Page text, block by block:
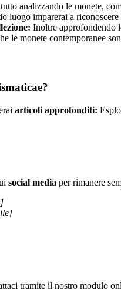
analizzando le monete,
luogo imparerai a
Inoltre approfondendo
le monete contemporanee
articoli approfonditi:
social media per rimanere
tramite il nostro modulo